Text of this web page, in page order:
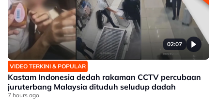
02:07
VIDEO TERKINI & POPULAR
Kastam Indonesia dedah rakaman CCTV percubaan
juruterbang Malaysia dituduh seludup dadah
7 hours ago